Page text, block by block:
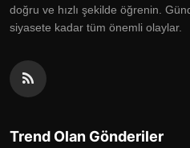
doğru ve hızlı şekilde öğrenin.
siyasete kadar tüm önemli olaylar.
Trend Olan Gönderiler